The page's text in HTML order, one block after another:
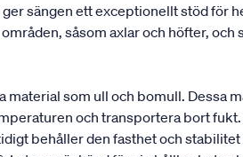
sängen ett exceptionellt stöd för
såsom axlar och höfter,
som ull och bomull. Dessa
och transportera bort
behåller den fasthet och